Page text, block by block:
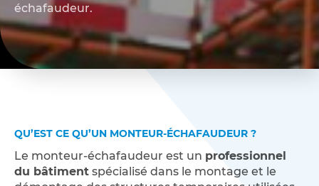
échafaudeur.
QU’EST CE QU’UN MONTEUR-ÉCHAFAUDEUR ?
Le monteur-échafaudeur est un professionnel
du bâtiment spécialisé dans le montage et le